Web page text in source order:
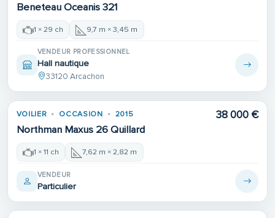
Beneteau Oceanis 321
1 × 29 ch 9,7 m × 3,45 m
VENDEUR PROFESSIONNEL
Hall nautique
33120 Arcachon
VOILIER OCCASION 2015
Northman Maxus 26 Quillard
38 000 €
1 × 11 ch 7,62 m × 2,82 m
VENDEUR
Particulier